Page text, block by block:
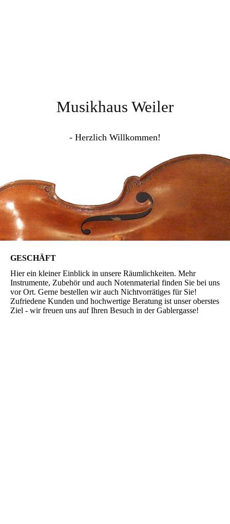
Musikhaus Weiler
- Herzlich Willkommen!
GESCHÄFT
Hier ein kleiner Einblick in unsere Räumlichkeiten. Mehr
Instrumente, Zubehör und auch Notenmaterial finden Sie bei uns
vor Ort. Gerne bestellen wir auch Nichtvorrätiges für Sie!
Zufriedene Kunden und hochwertige Beratung ist unser oberstes
Ziel - wir freuen uns auf Ihren Besuch in der Gablergasse!